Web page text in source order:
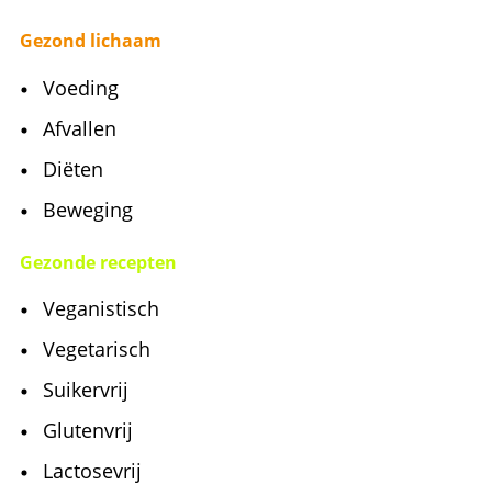
Gezond lichaam
Voeding
Afvallen
Diëten
Beweging
Gezonde recepten
Veganistisch
Vegetarisch
Suikervrij
Glutenvrij
Lactosevrij